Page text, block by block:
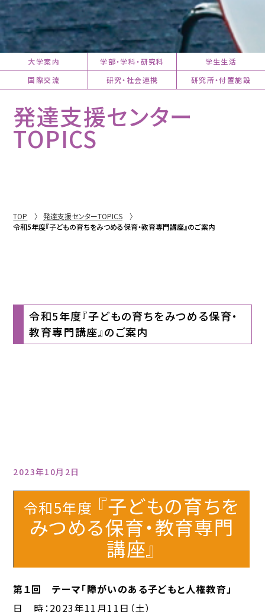
大学案内 学部・学科・研究科
学生生活
国際交流
研究・社会連携 研究所・付置施設
発達支援センター
TOPICS
TOP
発達支援センターTOPICS
令和5年度『子どもの育ちをみつめる保育・教育専門講座』のご案内
令和5年度『子どもの育ちをみつめる保育・
教育専門講座』のご案内
2023年10月2日
令和5年度 『子どもの育ちを
みつめる保育・教育専門
講座』
第１回 テーマ「障がいのある子どもと人権教育」
日 時：2023年11月11日（土）